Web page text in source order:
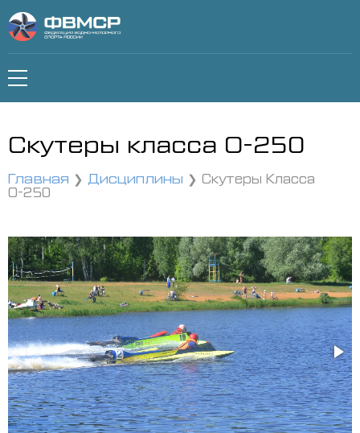
Скутеры класса О-250
Главная Дисциплины
Скутеры Класса
О-250